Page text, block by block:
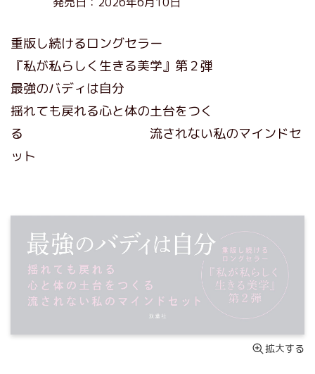
重版し続けるロングセラー
『私が私らしく生きる美学』第２弾
最強のバディは自分
揺れても戻れる心と体の土台をつく
る 流されない私のマインドセ
ット
拡大する